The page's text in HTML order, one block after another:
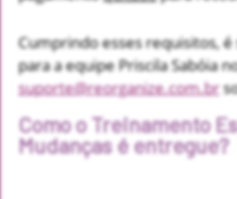
Cumprindo esses requisitos,
para a equipe Priscila Sabóia
suporte@reorganize.com.br
Como o Treinamento
Mudanças é entregue?